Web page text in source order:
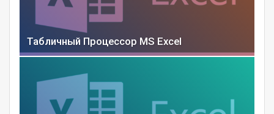
Табличный Процессор MS Excel